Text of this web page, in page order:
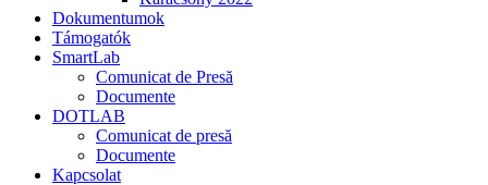
Dokumentumok
Támogatók
SmartLab
Comunicat de Presă
Documente
DOTLAB
Comunicat de presă
Documente
Kapcsolat